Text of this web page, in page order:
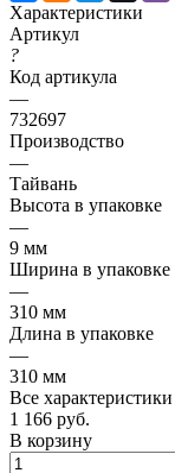
Характеристики
Артикул
?
Код артикула
—
732697
Производство
—
Тайвань
Высота в упаковке
—
9 мм
Ширина в упаковке
—
310 мм
Длина в упаковке
—
310 мм
Все характеристики
1 166 руб.
В корзину